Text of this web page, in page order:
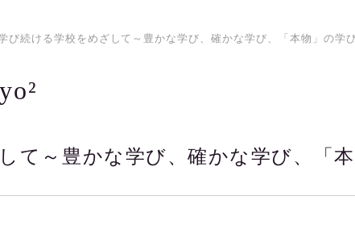
び続ける学校をめざして～豊かな学び、確かな学び、「本物」の学
て～豊かな学び、確かな学び、「